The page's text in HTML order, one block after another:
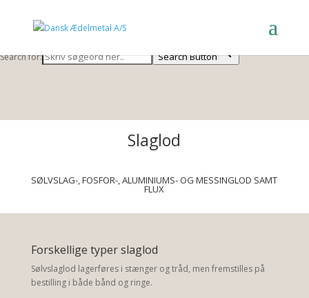
Search for:
Search for: Search Button
Slaglod
SØLVSLAG-, FOSFOR-, ALUMINIUMS- OG MESSINGLOD SAMT
FLUX
Forskellige typer slaglod
Sølvslaglod lagerføres i stænger og tråd, men fremstilles på
bestilling i både bånd og ringe.